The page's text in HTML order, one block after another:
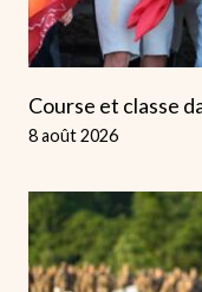
Course et classe
8 août 2026